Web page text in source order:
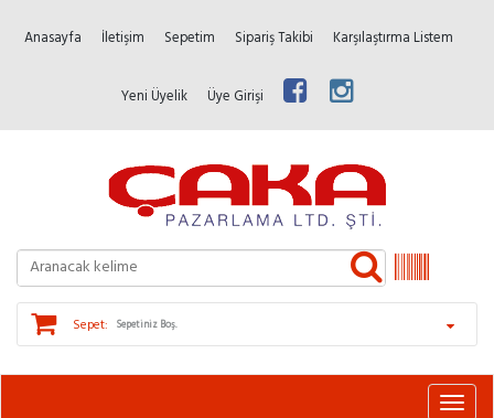
Anasayfa İletişim Sepetim Sipariş Takibi Karşılaştırma Listem
Yeni Üyelik Üye Girişi
Sepet: Sepetiniz Boş.